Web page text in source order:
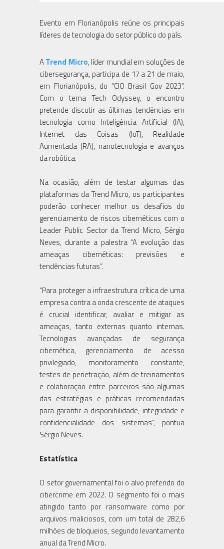
Evento em Florianópolis reúne os principais
líderes de tecnologia do setor público do país.
ATrend Micro, líder mundial em soluções de
cibersegurança, participa de 17 a 21 de maio,
em Florianópolis, do “CIO Brasil Gov 2023”.
Com o tema Tech Odyssey, o encontro
pretende discutir as últimas tendências em
tecnologia como Inteligência Artificial (IA),
Internet das Coisas (IoT), Realidade
Aumentada (RA), nanotecnologia e avanços
da robótica.
Na ocasião, além de testar algumas das
plataformas da Trend Micro, os participantes
poderão conhecer melhor os desafios do
gerenciamento de riscos cibernéticos com o
Leader Public Sector da Trend Micro, Sérgio
Neves, durante a palestra “A evolução das
ameaças cibernéticas: previsões e
tendências futuras”.
“Para proteger a infraestrutura crítica de uma
empresa contra a onda crescente de ataques
é crucial identificar, avaliar e mitigar as
ameaças, tanto externas quanto internas.
Tecnologias avançadas de segurança
cibernética, gerenciamento de acesso
privilegiado, monitoramento constante,
testes de penetração, além de treinamentos
e colaboração entre parceiros são algumas
das estratégias e práticas recomendadas
para garantir a disponibilidade, integridade e
confidencialidade dos sistemas”, pontua
Sérgio Neves.
Estatística
O setor governamental foi o alvo preferido do
cibercrime em 2022. O segmento foi o mais
atingido tanto por ransomware como por
arquivos maliciosos, com um total de 282,6
milhões de bloqueios, segundo levantamento
anual da Trend Micro.